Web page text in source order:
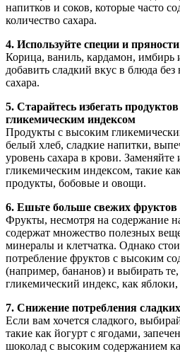
напитков и соков, которые часто
количество сахара.
4. Используйте специи и пряности
Корица, ваниль, кардамон, имбирь
добавить сладкий вкус в блюда
сахара.
5. Старайтесь избегать
гликемическим индексом
Продукты с высоким
белый хлеб, сладкие напитки,
уровень сахара в крови.
гликемическим индексом, такие
продукты, бобовые и овощи.
6. Ешьте больше свежих фруктов
Фрукты, несмотря на содержание
содержат множество полезных
минералы и клетчатка. Однако
потребление фруктов с высоким
(например, бананов) и выбирать
гликемический индекс, как
7. Снижение потребления
Если вам хочется сладкого,
такие как йогурт с ягодами,
шоколад с высоким содержанием